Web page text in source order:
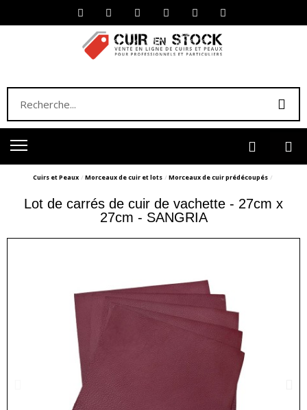
Cuirs et Peaux Morceaux de cuir et lots Morceaux de cuir prédécoupés
Lot de carrés de cuir de vachette - 27cm x
27cm - SANGRIA